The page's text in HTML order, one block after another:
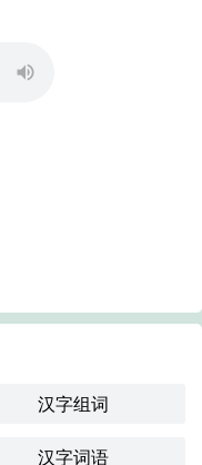
汉字组词
汉字词语